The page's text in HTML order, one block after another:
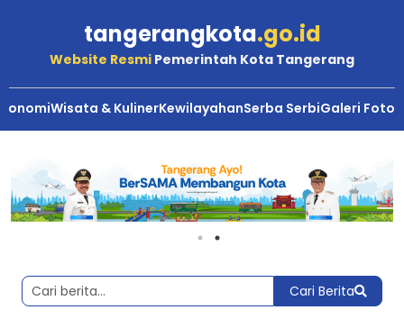
tangerangkota.go.id
Website Resmi Pemerintah Kota Tangerang
Wisata & KulinerKewilayahanSerba SerbiGaleri Foto
Cari Berita